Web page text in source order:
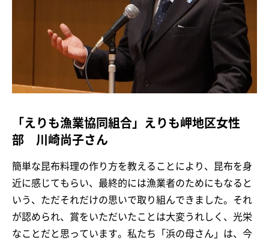
「えりも漁業協同組合」えりも岬地区女性
部 川崎尚子さん
簡単な昆布料理の作り方を教えることにより、昆布を身
近に感じてもらい、最終的には漁業者のためにもなると
いう、ただそれだけの思いで取り組んできました。それ
が認められ、賞をいただいたことは大変うれしく、光栄
なことだと思っています。私たち「浜の母さん」は、今